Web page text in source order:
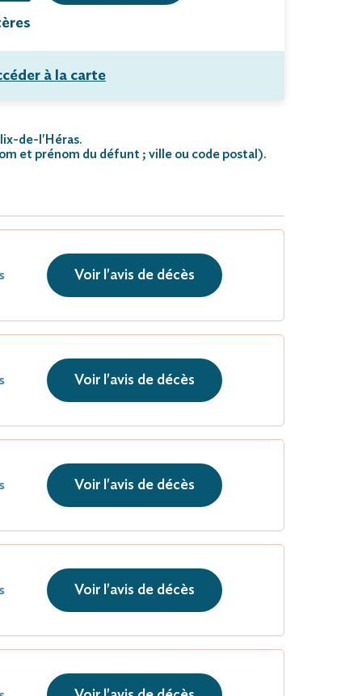
à la carte
de-l'Héras.
et prénom du défunt ; ville ou code postal).
Voir l'avis de décès
Voir l'avis de décès
Voir l'avis de décès
Voir l'avis de décès